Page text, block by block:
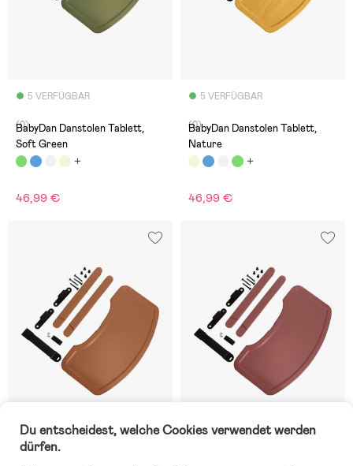
5 VERFÜGBAR
(0)
BabyDan Danstolen Tablett,
Soft Green
46,99 €
5 VERFÜGBAR
(0)
BabyDan Danstolen Tablett,
Nature
46,99 €
Du entscheidest, welche Cookies verwendet werden
dürfen.